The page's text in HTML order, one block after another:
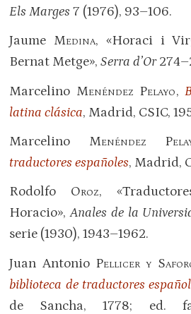
Els Marges7 (1976), 93–106.
Jaume Medina, «Horaci i
Bernat Metge»,Serra d’Or
Marcelino Menéndez Pelayo,
latina clásica, Madrid, CSIC,
Marcelino Menéndez
traductores españoles, Madrid,
Rodolfo Oroz,
Horacio»,Anales de la
serie (1930), 1943–1962.
Juan Antonio Pellicer y
biblioteca de traductores
de Sancha, 1778; ed.